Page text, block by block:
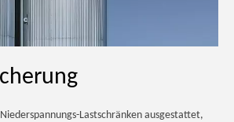
Lastschränken ausgestattet,